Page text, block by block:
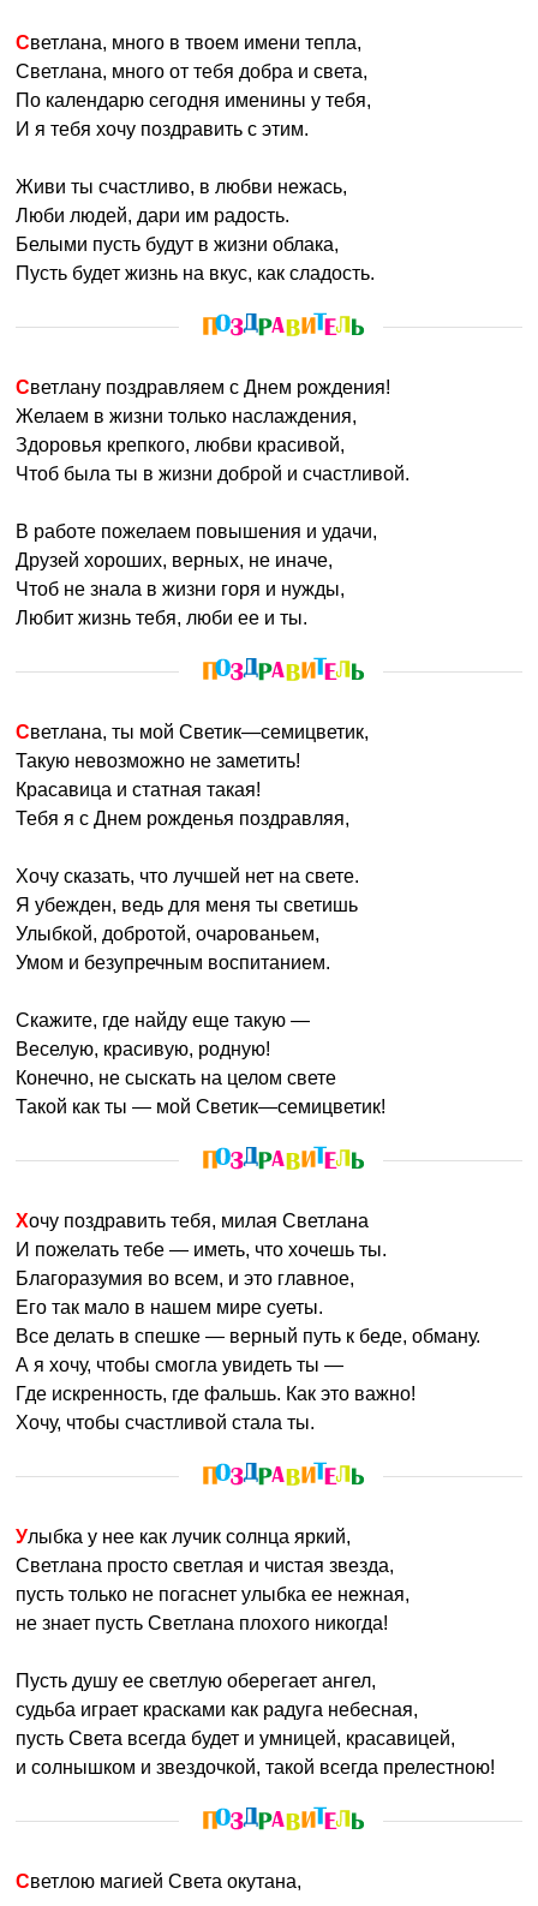
Светлана, много в твоем имени тепла,
Светлана, много от тебя добра и света,
По календарю сегодня именины у тебя,
И я тебя хочу поздравить с этим.
Живи ты счастливо, в любви нежась,
Люби людей, дари им радость.
Белыми пусть будут в жизни облака,
Пусть будет жизнь на вкус, как сладость.
Светлану поздравляем с Днем рождения!
Желаем в жизни только наслаждения,
Здоровья крепкого, любви красивой,
Чтоб была ты в жизни доброй и счастливой.
В работе пожелаем повышения и удачи,
Друзей хороших, верных, не иначе,
Чтоб не знала в жизни горя и нужды,
Любит жизнь тебя, люби ее и ты.
Светлана, ты мой Светик—семицветик,
Такую невозможно не заметить!
Красавица и статная такая!
Тебя я с Днем рожденья поздравляя,
Хочу сказать, что лучшей нет на свете.
Я убежден, ведь для меня ты светишь
Улыбкой, добротой, очарованьем,
Умом и безупречным воспитанием.
Скажите, где найду еще такую —
Веселую, красивую, родную!
Конечно, не сыскать на целом свете
Такой как ты — мой Светик—семицветик!
Хочу поздравить тебя, милая Светлана
И пожелать тебе — иметь, что хочешь ты.
Благоразумия во всем, и это главное,
Его так мало в нашем мире суеты.
Все делать в спешке — верный путь к беде, обману.
А я хочу, чтобы смогла увидеть ты —
Где искренность, где фальшь. Как это важно!
Хочу, чтобы счастливой стала ты.
Улыбка у нее как лучик солнца яркий,
Светлана просто светлая и чистая звезда,
пусть только не погаснет улыбка ее нежная,
не знает пусть Светлана плохого никогда!
Пусть душу ее светлую оберегает ангел,
судьба играет красками как радуга небесная,
пусть Света всегда будет и умницей, красавицей,
и солнышком и звездочкой, такой всегда прелестною!
Светлою магией Света окутана,